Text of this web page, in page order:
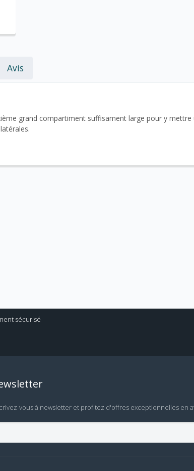
Avis
grand compartiment suffisament large pour y mettre
vous à newsletter et profitez d'offres exceptionnelles en